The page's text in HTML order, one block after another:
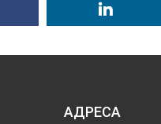
АДРЕСА